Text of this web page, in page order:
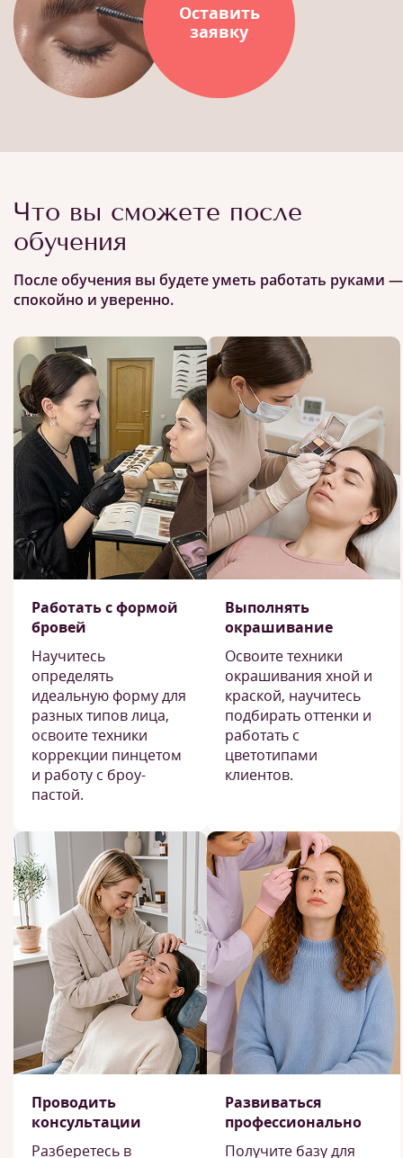
Оставить
заявку
Что вы сможете после
обучения
После обучения вы будете уметь работать руками —
спокойно и уверенно.
Работать с формой
бровей
Научитесь
определять
идеальную форму для
разных типов лица,
освоите техники
коррекции пинцетом
и работу с броу-
пастой.
Выполнять
окрашивание
Освоите техники
окрашивания хной и
краской, научитесь
подбирать оттенки и
работать с
цветотипами
клиентов.
Проводить
консультации
Разберетесь в
Развиваться
профессионально
Получите базу для